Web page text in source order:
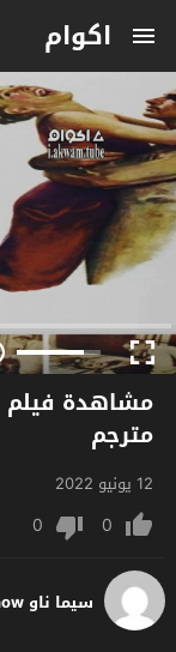
اكوام
مترجم
12 يونيو 2022
0
0
سيما ناو cimanow